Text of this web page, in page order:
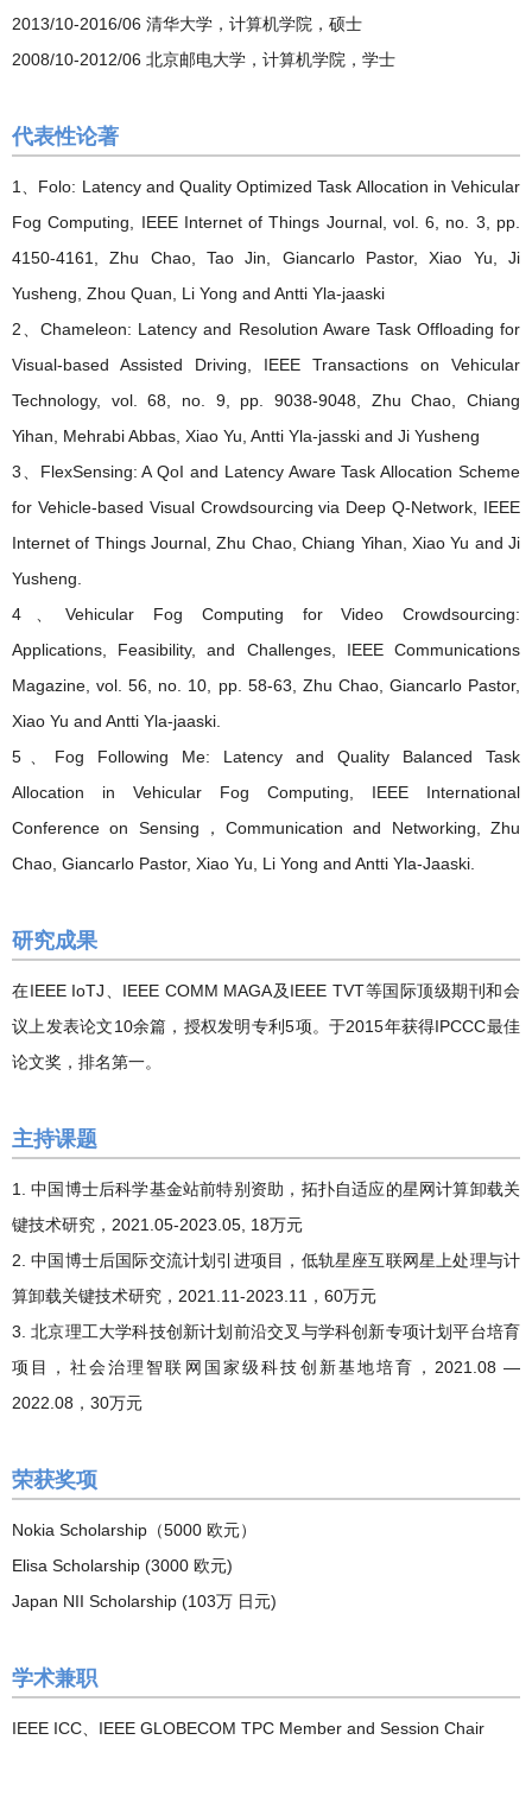
2013/10-2016/06 清华大学，计算机学院，硕士
2008/10-2012/06 北京邮电大学，计算机学院，学士
代表性论著
1、Folo: Latency and Quality Optimized Task Allocation in Vehicular
Fog Computing, IEEE Internet of Things Journal, vol. 6, no. 3, pp.
4150-4161, Zhu Chao, Tao Jin, Giancarlo Pastor, Xiao Yu, Ji
Yusheng, Zhou Quan, Li Yong and Antti Yla-jaaski
2、Chameleon: Latency and Resolution Aware Task Offloading for
Visual-based Assisted Driving, IEEE Transactions on Vehicular
Technology, vol. 68, no. 9, pp. 9038-9048, Zhu Chao, Chiang
Yihan, Mehrabi Abbas, Xiao Yu, Antti Yla-jasski and Ji Yusheng
3、FlexSensing: A QoI and Latency Aware Task Allocation Scheme
for Vehicle-based Visual Crowdsourcing via Deep Q-Network, IEEE
Internet of Things Journal, Zhu Chao, Chiang Yihan, Xiao Yu and Ji
Yusheng.
4、Vehicular Fog Computing for Video Crowdsourcing:
Applications, Feasibility, and Challenges, IEEE Communications
Magazine, vol. 56, no. 10, pp. 58-63, Zhu Chao, Giancarlo Pastor,
Xiao Yu and Antti Yla-jaaski.
5、Fog Following Me: Latency and Quality Balanced Task
Allocation in Vehicular Fog Computing, IEEE International
Conference on Sensing，Communication and Networking, Zhu
Chao, Giancarlo Pastor, Xiao Yu, Li Yong and Antti Yla-Jaaski.
研究成果
在IEEE IoTJ、IEEE COMM MAGA及IEEE TVT等国际顶级期刊和会
议上发表论文10余篇，授权发明专利5项。于2015年获得IPCCC最佳
论文奖，排名第一。
主持课题
1. 中国博士后科学基金站前特别资助，拓扑自适应的星网计算卸载关
键技术研究，2021.05-2023.05, 18万元
2. 中国博士后国际交流计划引进项目，低轨星座互联网星上处理与计
算卸载关键技术研究，2021.11-2023.11，60万元
3. 北京理工大学科技创新计划前沿交叉与学科创新专项计划平台培育
项目，社会治理智联网国家级科技创新基地培育，2021.08 —
2022.08，30万元
荣获奖项
Nokia Scholarship（5000 欧元）
Elisa Scholarship (3000 欧元)
Japan NII Scholarship (103万 日元)
学术兼职
IEEE ICC、IEEE GLOBECOM TPC Member and Session Chair